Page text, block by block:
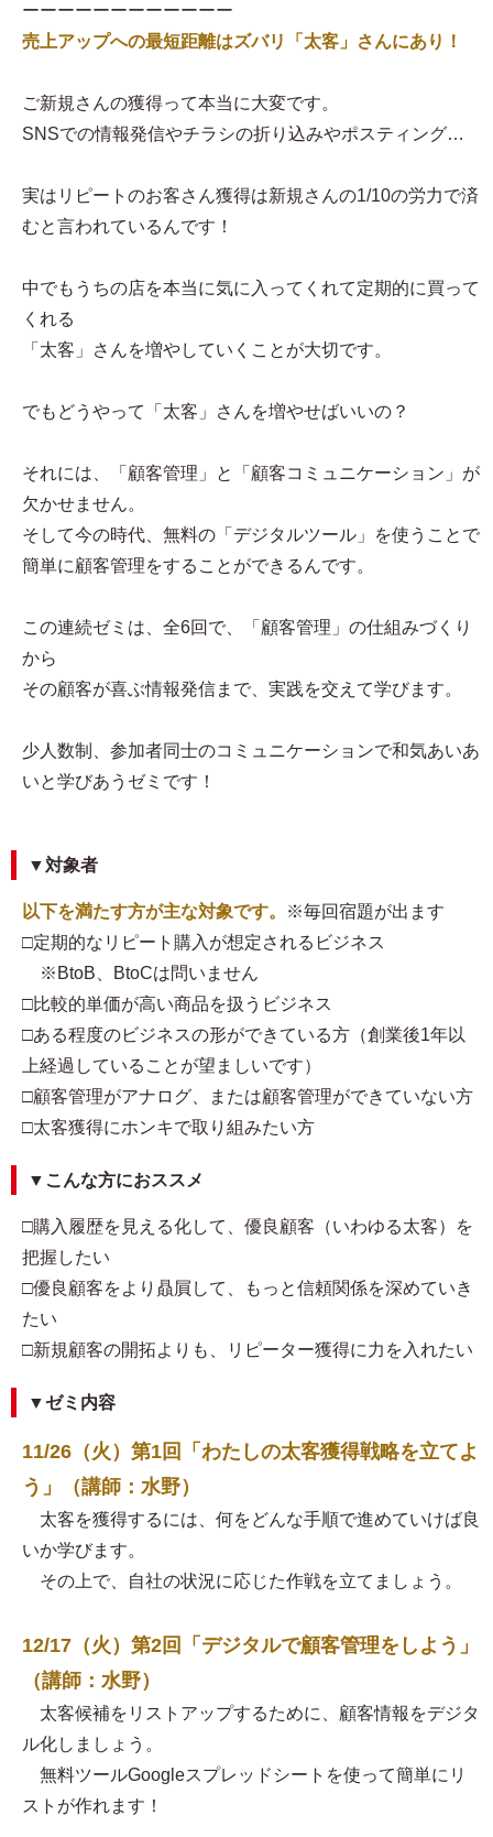
ーーーーーーーーーーーー
売上アップへの最短距離はズバリ「太客」さんにあり！
ご新規さんの獲得って本当に大変です。
SNSでの情報発信やチラシの折り込みやポスティング…
実はリピートのお客さん獲得は新規さんの1/10の労力で済
むと言われているんです！
中でもうちの店を本当に気に入ってくれて定期的に買って
くれる
「太客」さんを増やしていくことが大切です。
でもどうやって「太客」さんを増やせばいいの？
それには、「顧客管理」と「顧客コミュニケーション」が
欠かせません。
そして今の時代、無料の「デジタルツール」を使うことで
簡単に顧客管理をすることができるんです。
この連続ゼミは、全6回で、「顧客管理」の仕組みづくり
から
その顧客が喜ぶ情報発信まで、実践を交えて学びます。
少人数制、参加者同士のコミュニケーションで和気あいあ
いと学びあうゼミです！
▼対象者
以下を満たす方が主な対象です。
※毎回宿題が出ます
□定期的なリピート購入が想定されるビジネス
※BtoB、BtoCは問いません
□比較的単価が高い商品を扱うビジネス
□ある程度のビジネスの形ができている方（創業後1年以
上経過していることが望ましいです）
□顧客管理がアナログ、または顧客管理ができていない方
□太客獲得にホンキで取り組みたい方
▼こんな方におススメ
□購入履歴を見える化して、優良顧客（いわゆる太客）を
把握したい
□優良顧客をより贔屓して、もっと信頼関係を深めていき
たい
□新規顧客の開拓よりも、リピーター獲得に力を入れたい
▼ゼミ内容
11/26（火）第1回「わたしの太客獲得戦略を立てよ
う」（講師：水野）
太客を獲得するには、何をどんな手順で進めていけば良
いか学びます。
その上で、自社の状況に応じた作戦を立てましょう。
12/17（火）第2回「デジタルで顧客管理をしよう」
（講師：水野）
太客候補をリストアップするために、顧客情報をデジタ
ル化しましょう。
無料ツールGoogleスプレッドシートを使って簡単にリ
ストが作れます！